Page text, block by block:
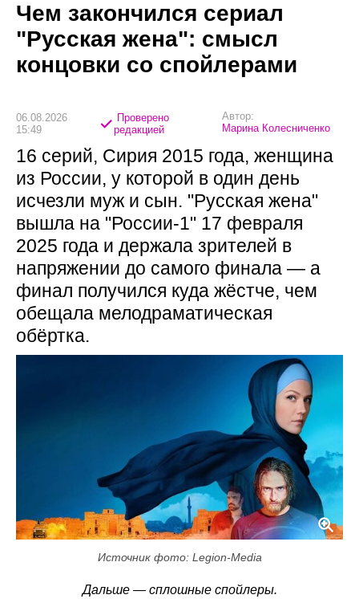
Чем закончился сериал
"Русская жена": смысл
концовки со спойлерами
06.08.2026
15:49
Проверено
редакцией
Автор:
Марина Колесниченко
16 серий, Сирия 2015 года, женщина
из России, у которой в один день
исчезли муж и сын. "Русская жена"
вышла на "России-1" 17 февраля
2025 года и держала зрителей в
напряжении до самого финала — а
финал получился куда жёстче, чем
обещала мелодраматическая
обёртка.
Источник фото: Legion-Media
Дальше — сплошные спойлеры.